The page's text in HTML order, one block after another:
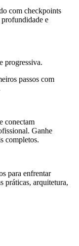
com checkpoints
profundidade e
progressiva.
passos com
conectam
Ganhe
completos.
para enfrentar
práticas, arquitetura,